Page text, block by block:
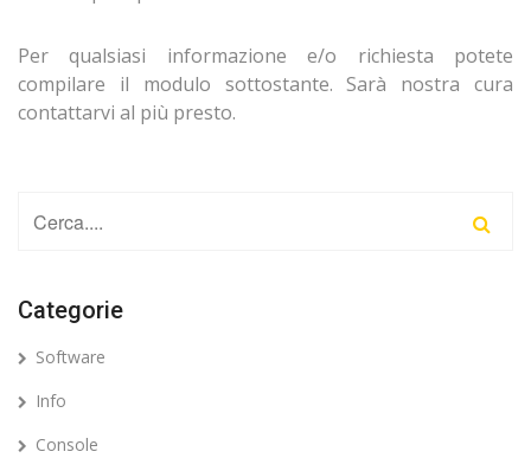
Per qualsiasi informazione e/o richiesta potete
compilare il modulo sottostante. Sarà nostra cura
contattarvi al più presto.
Categorie
Software
Info
Console